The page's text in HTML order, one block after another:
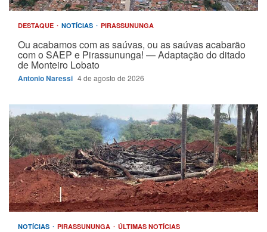
DESTAQUE NOTÍCIAS PIRASSUNUNGA
Ou acabamos com as saúvas, ou as saúvas acabarão
com o SAEP e Pirassununga! — Adaptação do ditado
de Monteiro Lobato
Antonio Naressi 4 de agosto de 2026
NOTÍCIAS PIRASSUNUNGA ÚLTIMAS NOTÍCIAS